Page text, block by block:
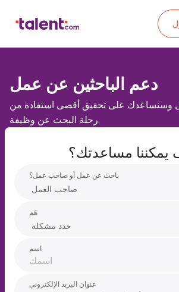
دعم الباحثين عن عمل
وسنساعدك على تحقيق أقصى استفادة من
رحلة البحث عن وظيفة.
يمكننا مساعدتك؟
باحث عن عمل أو صاحب عمل؟
هَم
اسم
عنوان البريد الإلكتروني